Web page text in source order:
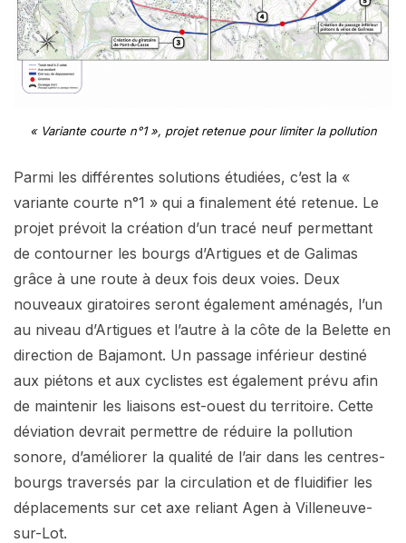
« Variante courte n°1 », projet retenue pour limiter la pollution
Parmi les différentes solutions étudiées, c’est la «
variante courte n°1 » qui a finalement été retenue. Le
projet prévoit la création d’un tracé neuf permettant
de contourner les bourgs d’Artigues et de Galimas
grâce à une route à deux fois deux voies. Deux
nouveaux giratoires seront également aménagés, l’un
au niveau d’Artigues et l’autre à la côte de la Belette en
direction de Bajamont. Un passage inférieur destiné
aux piétons et aux cyclistes est également prévu afin
de maintenir les liaisons est-ouest du territoire. Cette
déviation devrait permettre de réduire la pollution
sonore, d’améliorer la qualité de l’air dans les centres-
bourgs traversés par la circulation et de fluidifier les
déplacements sur cet axe reliant Agen à Villeneuve-
sur-Lot.